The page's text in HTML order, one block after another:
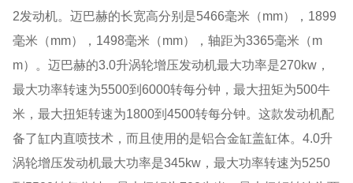
2发动机。迈巴赫的长宽高分别是5466毫米（mm），1899
毫米（mm），1498毫米（mm），轴距为3365毫米（m
m）。迈巴赫的3.0升涡轮增压发动机最大功率是270kw，
最大功率转速为5500到6000转每分钟，最大扭矩为500牛
米，最大扭矩转速为1800到4500转每分钟。这款发动机配
备了缸内直喷技术，而且使用的是铝合金缸盖缸体。4.0升
涡轮增压发动机最大功率是345kw，最大功率转速为5250